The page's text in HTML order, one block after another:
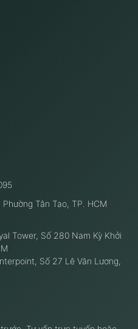
Tân Tạo, TP. HCM
Tower, Số 280 Nam Kỳ Khởi
Số 27 Lê Văn Lương,